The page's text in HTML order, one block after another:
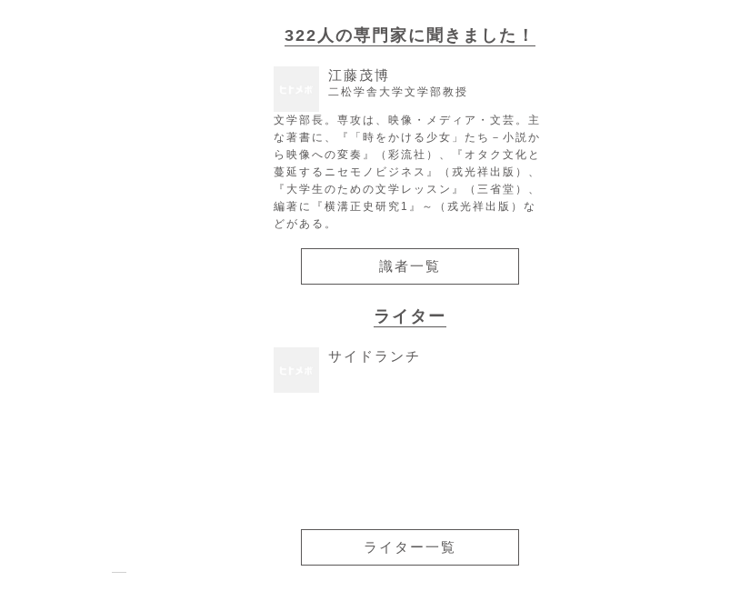
322人の専門家に聞きました！
江藤茂博
二松学舎大学文学部教授
文学部長。専攻は、映像・メディア・文芸。主
な著書に、『「時をかける少女」たち－小説か
ら映像への変奏』（彩流社）、『オタク文化と
蔓延するニセモノビジネス』（戎光祥出版）、
『大学生のための文学レッスン』（三省堂）、
編著に『横溝正史研究1』～（戎光祥出版）な
どがある。
識者一覧
ライター
サイドランチ
ライター一覧